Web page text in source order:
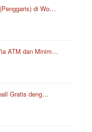
di Wo…
ATM dan Minim…
Gratis deng…